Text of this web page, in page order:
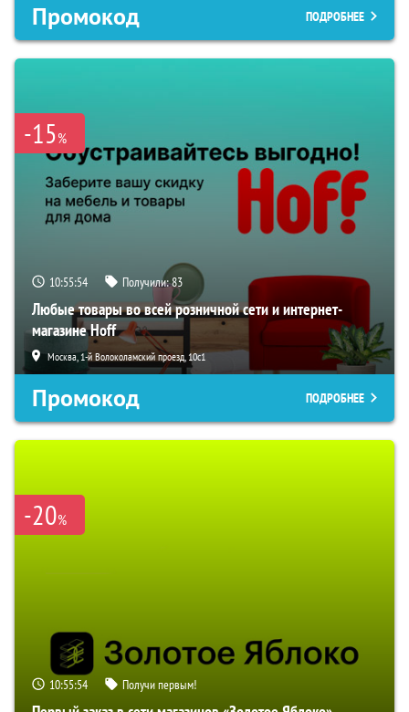
Промокод ПОДРОБНЕЕ
-15%
10:55:53 Получили:83
Любые товары во всей розничной сети и интернет-
магазине Hoff
Москва, 1-й Волоколамский проезд, 10с1
Промокод ПОДРОБНЕЕ
-20%
10:55:53 Получи первым!